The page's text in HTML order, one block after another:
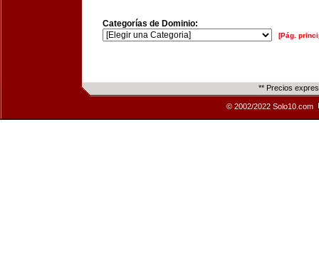
Categorías de Dominio:
[Pág.
** Precios
© 2002/2022 Solo10.com